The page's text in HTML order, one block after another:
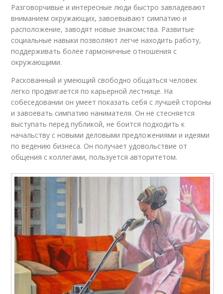
Разговорчивые и интересные люди быстро завладевают
вниманием окружающих, завоевывают симпатию и
расположение, заводят новые знакомства. Развитые
социальные навыки позволяют легче находить работу,
поддерживать более гармоничные отношения с
окружающими.
Раскованный и умеющий свободно общаться человек
легко продвигается по карьерной лестнице. На
собеседовании он умеет показать себя с лучшей стороны
и завоевать симпатию нанимателя. Он не стесняется
выступать перед публикой, не боится подходить к
начальству с новыми деловыми предложениями и идеями
по ведению бизнеса. Он получает удовольствие от
общения с коллегами, пользуется авторитетом.